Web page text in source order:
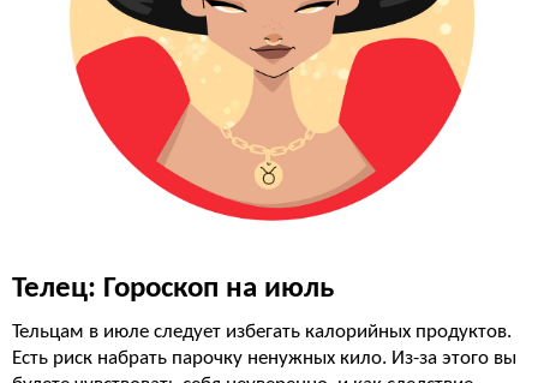
Телец: Гороскоп на июль
Тельцам в июле следует избегать калорийных продуктов.
Есть риск набрать парочку ненужных кило. Из-за этого вы